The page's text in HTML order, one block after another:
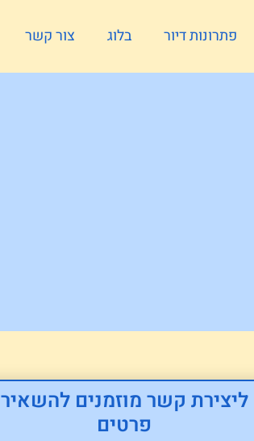
פתרונות דיור בלוג צור קשר
ליצירת קשר מוזמנים להשאיר
פרטים